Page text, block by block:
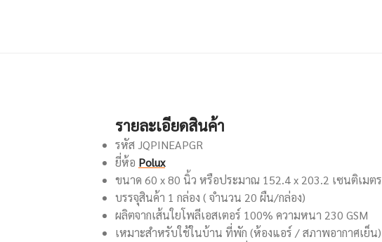
รายละเอียดสินค้า
รหัส JQPINEAPGR
ยี่ห้อ Polux
ขนาด 60 x 80 นิ้ว หรือประมาณ 152.4 x 203.2 เซนติเมตร
บรรจุสินค้า 1 กล่อง ( จำนวน 20 ผืน/กล่อง)
ผลิตจากเส้นใยโพลีเอสเตอร์ 100% ความหนา 230 GSM
เหมาะสำหรับใช้ในบ้าน ที่พัก (ห้องแอร์ / สภาพอากาศเย็น)